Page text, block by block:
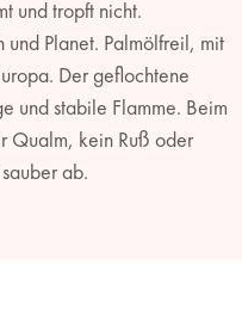
und tropft nicht.
Planet. Palmölfreil, mit
Der geflochtene
und stabile Flamme. Beim
Qualm, kein Ruß oder
ab.